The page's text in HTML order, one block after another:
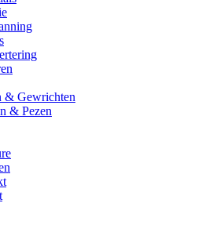
& Gewrichten
& Pezen